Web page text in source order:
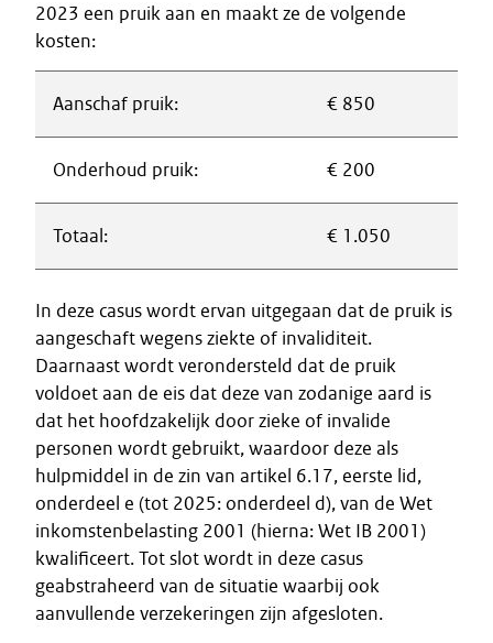
2023 een pruik aan en maakt ze de volgende
kosten:
Aanschaf pruik: € 850
Onderhoud pruik: € 200
Totaal: € 1.050
In deze casus wordt ervan uitgegaan dat de pruik is
aangeschaft wegens ziekte of invaliditeit.
Daarnaast wordt verondersteld dat de pruik
voldoet aan de eis dat deze van zodanige aard is
dat het hoofdzakelijk door zieke of invalide
personen wordt gebruikt, waardoor deze als
hulpmiddel in de zin van artikel 6.17, eerste lid,
onderdeel e (tot 2025: onderdeel d), van de Wet
inkomstenbelasting 2001 (hierna: Wet IB 2001)
kwalificeert. Tot slot wordt in deze casus
geabstraheerd van de situatie waarbij ook
aanvullende verzekeringen zijn afgesloten.